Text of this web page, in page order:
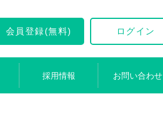
会員登録(無料) ログイン
採用情報 お問い合わせ